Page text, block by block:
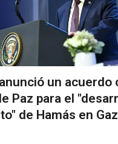
un acuerdo
Paz para el
de Hamás en